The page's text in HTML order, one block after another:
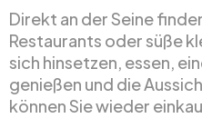
Direkt an der Seine
Restaurants oder süße
sich hinsetzen, essen,
genießen und die
können Sie wieder